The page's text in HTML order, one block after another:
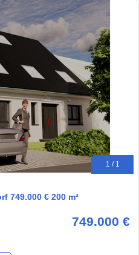
1 / 1
749.000 € 200 m²
749.000 €